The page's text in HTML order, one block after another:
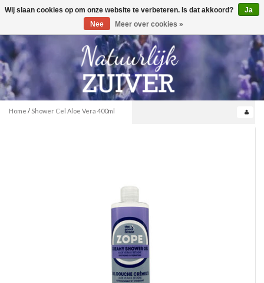
Toggle
0
Home / Shower Cel Aloe Vera 400ml
Wij slaan cookies op om onze website te verbeteren. Is dat akkoord?
Ja
Nee
Meer over cookies »